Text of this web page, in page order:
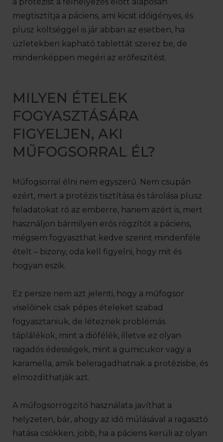
megtisztítja a páciens, ami kicsit időigényes, és
plusz költséggel is jár abban az esetben, ha
üzletekben kapható tablettát szerez be, de
mindenképpen megéri az erőfeszítést.
MILYEN ÉTELEK
FOGYASZTÁSÁRA
FIGYELJEN, AKI
MŰFOGSORRAL ÉL?
Műfogsorral élni nem egyszerű. Nem csupán
ezért, mert a protézis tisztítása és tárolása plusz
feladatokat ró az emberre, hanem azért is, mert
használjon bármilyen erős rögzítőt a páciens,
mégsem fogyaszthat kedve szerint mindenféle
ételt – bizony, oda kell figyelni, hogy mit és
hogyan eszik.
Ez persze nem azt jelenti, hogy a műfogsor
viselőinek csak pépes ételeket szabad
fogyasztaniuk, de léteznek problémás
táplálékok, mint a diófélék, illetve ez olyan
ragadós édességek, mint a gumicukor vagy a
karamella, amik beleragadhatnak a protézisbe, és
elmozdíthatják azt.
A műfogsorrögzítő használata javíthat a
helyzeten, bár, ahogy az idő múlásával a ragasztó
hatása csökken, jobb, ha a páciens kerüli az olyan